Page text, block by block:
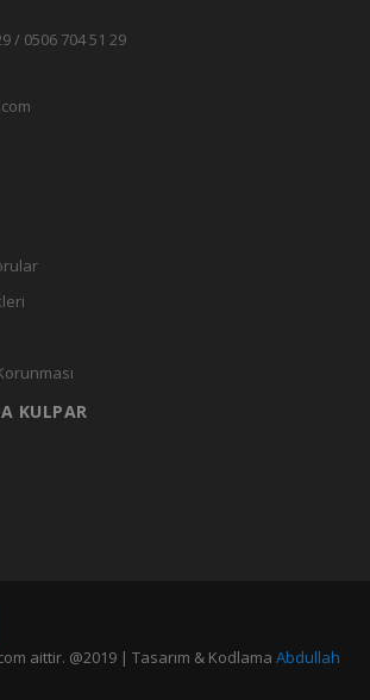
/ 0506 704 51 29
KULPAR
aittir. @2019 | Tasarım & Kodlama Abdullah